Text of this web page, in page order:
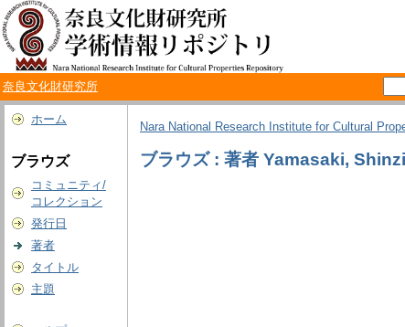
奈良文化財研究所
ホーム
ブラウズ
コミュニティ/
コレクション
発行日
著者
タイトル
主題
Nara National Research Institute for Cultural
ブラウズ : 著者 Yamasaki, Shinzi